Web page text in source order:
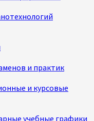
и практик
и курсовые
учебные графики